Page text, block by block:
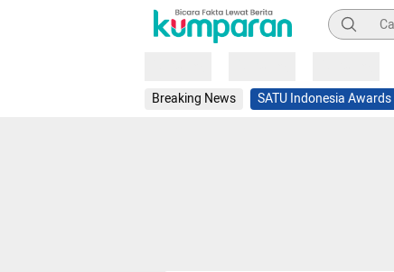
Pencarian
Breaking News SATU Indonesia Awards